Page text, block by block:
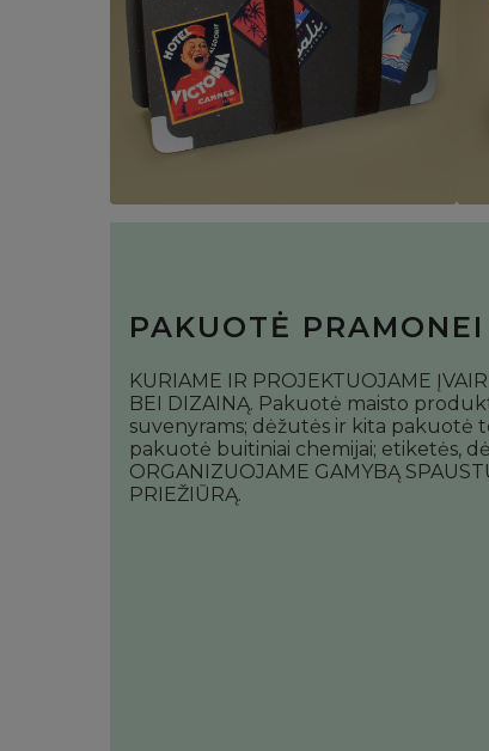
PAKUOTĖ PRAMONEI
KURIAME IR PROJEKTUOJAME
BEI DIZAINĄ. Pakuotė maisto
suvenyrams; dėžutės ir kita pakuotė
pakuotė buitiniai chemijai; etiketės,
ORGANIZUOJAME GAMYBĄ
PRIEŽIŪRĄ.